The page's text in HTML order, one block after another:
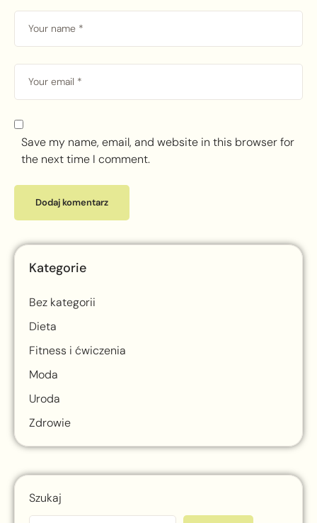
Save my name, email, and website in this browser for
the next time I comment.
Kategorie
Bez kategorii
Dieta
Fitness i ćwiczenia
Moda
Uroda
Zdrowie
Szukaj